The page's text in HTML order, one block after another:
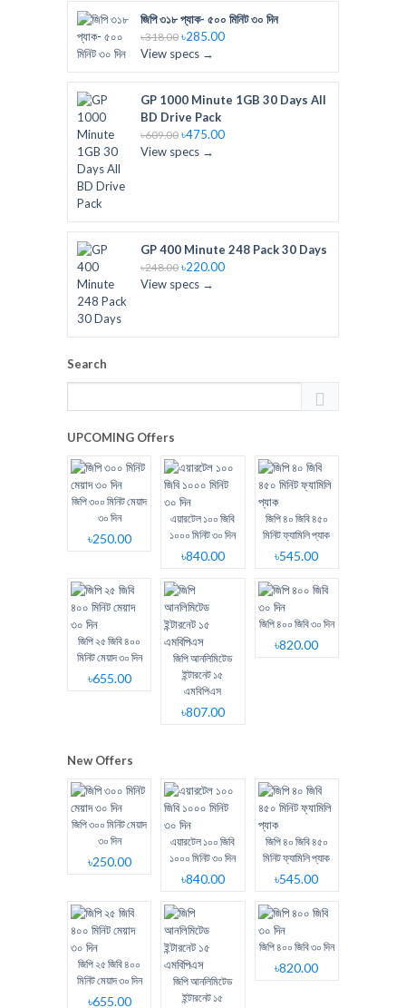
জিপি ৩১৮ প্যাক- ৫০০ মিনিট ৩০ দিন
৳318.00 ৳285.00
View specs →
GP 1000 Minute 1GB 30 Days All
BD Drive Pack
৳609.00 ৳475.00
View specs →
GP 400 Minute 248 Pack 30 Days
৳248.00 ৳220.00
View specs →
Search
UPCOMING Offers
জিপি ৩০০ মিনিট মেয়াদ
৩০ দিন
৳250.00
এয়ারটেল ১০০ জিবি
১০০০ মিনিট ৩০ দিন
৳840.00
জিপি ৪০ জিবি ৪৫০
মিনিট ফ্যামিলি প্যাক
৳545.00
জিপি ২৫ জিবি ৪০০
মিনিট মেয়াদ ৩০ দিন
৳655.00
জিপি আনলিমিটেড
ইন্টারনেট ১৫
এমবিপিএস
৳807.00
জিপি ৪০০ জিবি ৩০ দিন
৳820.00
New Offers
জিপি ৩০০ মিনিট মেয়াদ
৩০ দিন
৳250.00
এয়ারটেল ১০০ জিবি
১০০০ মিনিট ৩০ দিন
৳840.00
জিপি ৪০ জিবি ৪৫০
মিনিট ফ্যামিলি প্যাক
৳545.00
জিপি ২৫ জিবি ৪০০
মিনিট মেয়াদ ৩০ দিন
৳655.00
জিপি আনলিমিটেড
ইন্টারনেট ১৫
জিপি ৪০০ জিবি ৩০ দিন
৳820.00